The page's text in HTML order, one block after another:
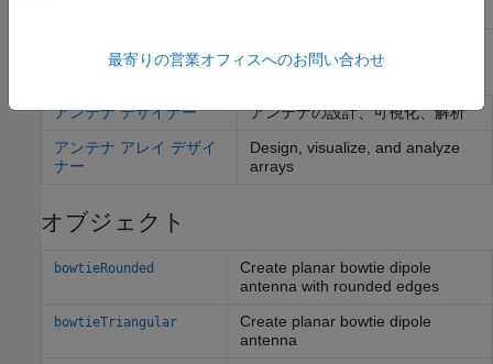
アプリ
アンテナ デザイナー
アンテナの設計、可視化、解析
アンテナ アレイ デザイ
ナー
Design, visualize, and analyze
arrays
オブジェクト
bowtieRounded
Create planar bowtie dipole
antenna with rounded edges
bowtieTriangular
Create planar bowtie dipole
antenna
最寄りの営業オフィスへのお問い合わせ